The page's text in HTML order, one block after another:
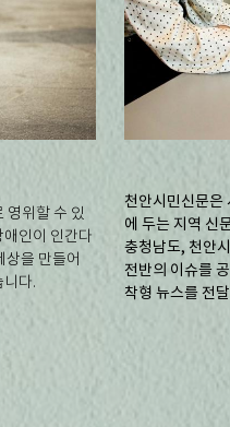
영위할 수 있
인이 인간다
상을 만들어
다.
천안시민신문은
에 두는 지역 신
충청남도, 천안
전반의 이슈를
착형 뉴스를 전